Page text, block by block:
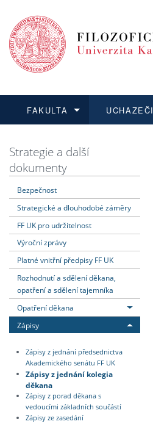
FAKULTA
Dozvědět se více
UCHAZEČI
Podat přihlášku
Dozvědět se více
Dozvědět se více
Dozvědět se více
Strategie a další
dokumenty
Bezpečnost
Strategické a dlouhodobé záměry
FF UK pro udržitelnost
Výroční zprávy
Platné vnitřní předpisy FF UK
Rozhodnutí a sdělení děkana,
opatření a sdělení tajemníka
Opatření děkana
Zápisy
Zápisy z jednání předsednictva
Akademického senátu FF UK
Zápisy z jednání kolegia
děkana
Zápisy z porad děkana s
vedoucími základních součástí
Zápisy ze zasedání